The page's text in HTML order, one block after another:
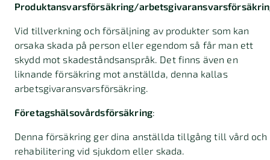
Produktansvarsförsäkring/
Vid tillverkning och försäljning av produkter som kan
orsaka skada på person eller egendom så får man ett
skydd mot skadeståndsanspråk. Det finns även en
liknande försäkring mot anställda, denna kallas
arbetsgivaransvarsförsäkring.
Företagshälsovårdsförsäkring:
Denna försäkring ger dina anställda tillgång till vård och
rehabilitering vid sjukdom eller skada.